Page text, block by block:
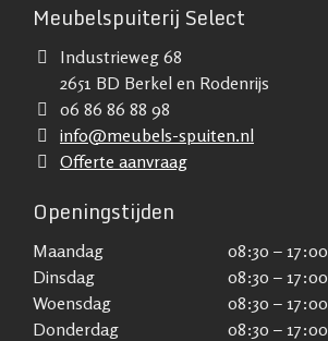
Meubelspuiterij Select
Industrieweg 68
2651 BD Berkel en Rodenrijs
06 86 86 88 98
info@meubels-spuiten.nl
Offerte aanvraag
Openingstijden
Maandag
08:30 – 17:00
Dinsdag
08:30 – 17:00
Woensdag
08:30 – 17:00
Donderdag
08:30 – 17:00